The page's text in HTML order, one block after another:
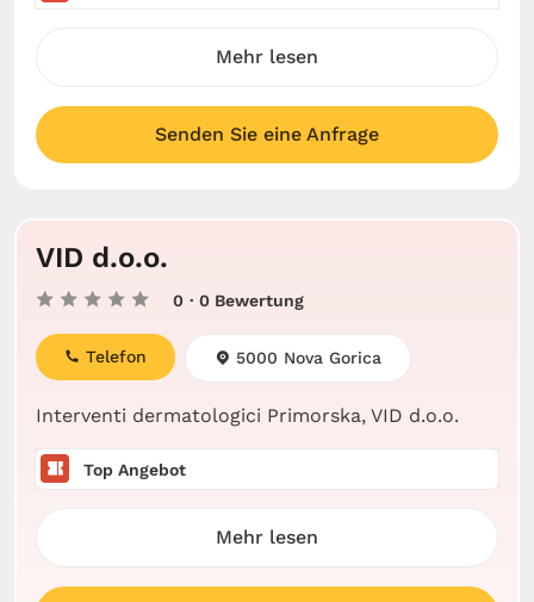
Mehr lesen
Senden Sie eine Anfrage
VID d.o.o.
0 · 0 Bewertung
Interventi dermatologici Primorska, VID d.o.o.
Telefon 5000 Nova Gorica
Top Angebot
Mehr lesen